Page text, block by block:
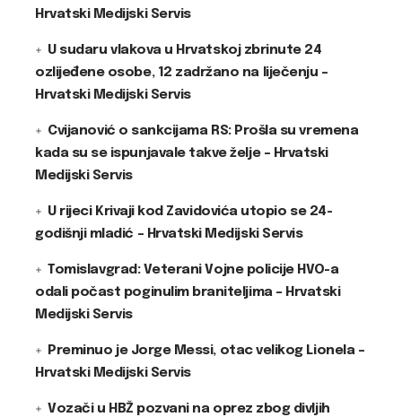
Hrvatski Medijski Servis
U sudaru vlakova u Hrvatskoj zbrinute 24
ozlijeđene osobe, 12 zadržano na liječenju –
Hrvatski Medijski Servis
Cvijanović o sankcijama RS: Prošla su vremena
kada su se ispunjavale takve želje – Hrvatski
Medijski Servis
U rijeci Krivaji kod Zavidovića utopio se 24-
godišnji mladić – Hrvatski Medijski Servis
Tomislavgrad: Veterani Vojne policije HVO-a
odali počast poginulim braniteljima – Hrvatski
Medijski Servis
Preminuo je Jorge Messi, otac velikog Lionela –
Hrvatski Medijski Servis
Vozači u HBŽ pozvani na oprez zbog divljih